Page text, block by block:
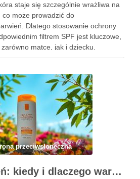
staje się szczególnie wrażliwa na
co może prowadzić do
Dlatego stosowanie ochrony
filtrem SPF jest kluczowe,
matce, jak i dziecku.
nie tylko zapobiega
przeciwsłoneczna
SPF na co dzień: kiedy i dlaczego warto sięgać po krem z filtrem przeciwsłonecznym